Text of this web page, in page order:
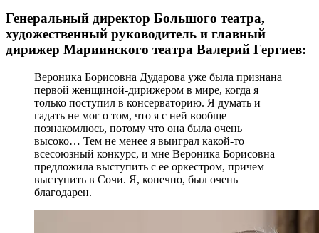
Генеральный директор Большого театра,
художественный руководитель и главный
дирижер Мариинского театра Валерий Гергиев:
Вероника Борисовна Дударова уже была признана
первой женщиной-дирижером в мире, когда я
только поступил в консерваторию. Я думать и
гадать не мог о том, что я с ней вообще
познакомлюсь, потому что она была очень
высоко… Тем не менее я выиграл какой-то
всесоюзный конкурс, и мне Вероника Борисовна
предложила выступить с ее оркестром, причем
выступить в Сочи. Я, конечно, был очень
благодарен.